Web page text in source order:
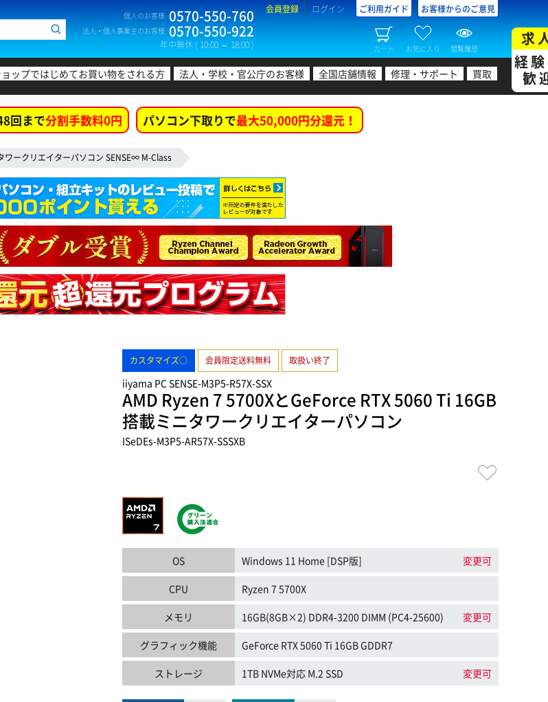
個人のお客様 0570-550-760
法人・個人事業主のお客様 0570-550-922
年中無休 ( 10:00 ～ 18:00 )
会員登録 ログイン ご利用ガイド お客様からのご意見
カート お気に入り 閲覧履歴
ップではじめてお買い物をされる方 法人・学校・官公庁のお客様 全国店舗情報 修理・サポート 買取
求
経
歓
回まで分割手数料0円 パソコン下取りで最大50,000円分還元！
ワークリエイターパソコン SENSE∞ M-Class
カスタマイズ○ 会員限定送料無料 取扱い終了
iiyama PC SENSE-M3P5-R57X-SSX
AMD Ryzen 7 5700XとGeForce RTX 5060 Ti 16GB
搭載ミニタワークリエイターパソコン
ISeDEs-M3P5-AR57X-SSSXB
OS Windows 11 Home [DSP版] 変更可
CPU Ryzen 7 5700X
メモリ 16GB(8GB×2) DDR4-3200 DIMM (PC4-25600) 変更可
グラフィック機能 GeForce RTX 5060 Ti 16GB GDDR7
ストレージ 1TB NVMe対応 M.2 SSD 変更可